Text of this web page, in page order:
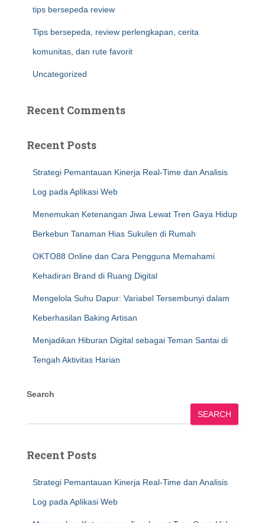
tips bersepeda review
Tips bersepeda, review perlengkapan, cerita
komunitas, dan rute favorit
Uncategorized
Recent Comments
Recent Posts
Strategi Pemantauan Kinerja Real-Time dan Analisis
Log pada Aplikasi Web
Menemukan Ketenangan Jiwa Lewat Tren Gaya Hidup
Berkebun Tanaman Hias Sukulen di Rumah
OKTO88 Online dan Cara Pengguna Memahami
Kehadiran Brand di Ruang Digital
Mengelola Suhu Dapur: Variabel Tersembunyi dalam
Keberhasilan Baking Artisan
Menjadikan Hiburan Digital sebagai Teman Santai di
Tengah Aktivitas Harian
Search
SEARCH
Recent Posts
Strategi Pemantauan Kinerja Real-Time dan Analisis
Log pada Aplikasi Web